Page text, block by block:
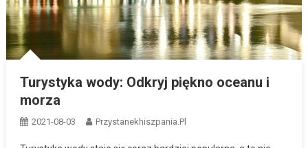
Turystyka wody: Odkryj piękno oceanu i
morza
2021-08-03 Przystanekhiszpania.pl